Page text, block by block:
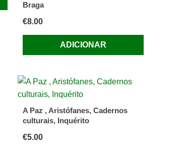
Braga
€8.00
ADICIONAR
A Paz , Aristófanes, Cadernos
culturais, Inquérito
€5.00